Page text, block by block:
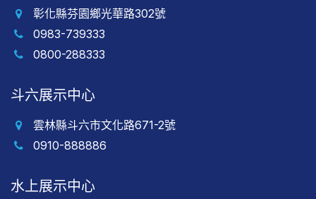
彰化縣芬園鄉光華路302號
0983-739333
0800-288333
斗六展示中心
雲林縣斗六市文化路671-2號
0910-888886
水上展示中心